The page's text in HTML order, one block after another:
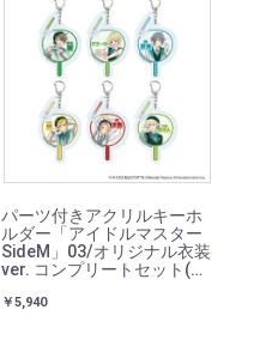
パーツ付きアクリルキーホ
ルダー「アイドルマスター
SideM」03/オリジナル衣装
ver. コンプリートセット(全
￥5,940